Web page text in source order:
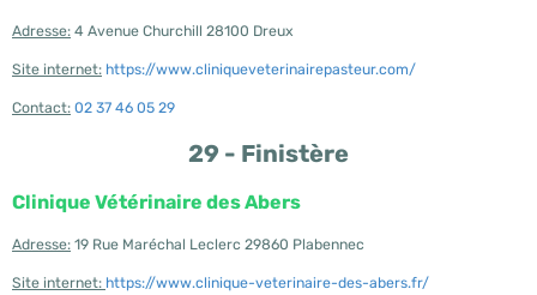
Adresse: 4 Avenue Churchill 28100 Dreux
Site internet: https://www.cliniqueveterinairepasteur.com/
Contact: 02 37 46 05 29
29 - Finistère
Clinique Vétérinaire des Abers
Adresse: 19 Rue Maréchal Leclerc 29860 Plabennec
Site internet: https://www.clinique-veterinaire-des-abers.fr/